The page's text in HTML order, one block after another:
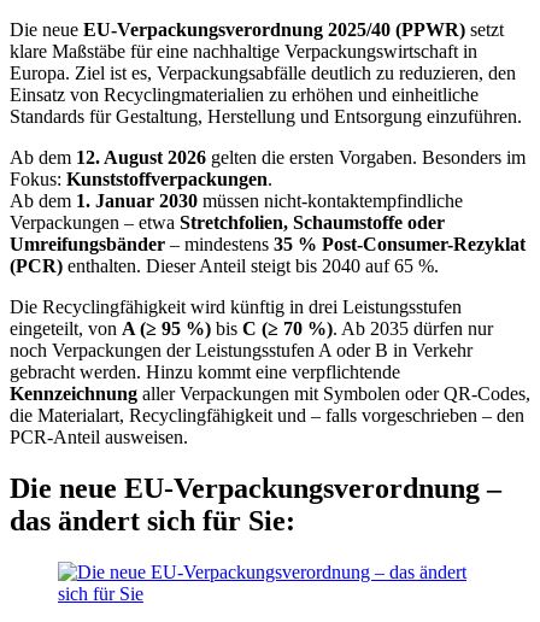
Die neue EU-Verpackungsverordnung 2025/40 (PPWR) setzt
klare Maßstäbe für eine nachhaltige Verpackungswirtschaft in
Europa. Ziel ist es, Verpackungsabfälle deutlich zu reduzieren, den
Einsatz von Recyclingmaterialien zu erhöhen und einheitliche
Standards für Gestaltung, Herstellung und Entsorgung einzuführen.
Ab dem 12. August 2026 gelten die ersten Vorgaben. Besonders im
Fokus: Kunststoffverpackungen.
Ab dem 1. Januar 2030 müssen nicht-kontaktempfindliche
Verpackungen – etwa Stretchfolien, Schaumstoffe oder
Umreifungsbänder – mindestens 35 % Post-Consumer-Rezyklat
(PCR) enthalten. Dieser Anteil steigt bis 2040 auf 65 %.
Die Recyclingfähigkeit wird künftig in drei Leistungsstufen
eingeteilt, von A (≥ 95 %) bis C (≥ 70 %). Ab 2035 dürfen nur
noch Verpackungen der Leistungsstufen A oder B in Verkehr
gebracht werden. Hinzu kommt eine verpflichtende
Kennzeichnung aller Verpackungen mit Symbolen oder QR-Codes,
die Materialart, Recyclingfähigkeit und – falls vorgeschrieben – den
PCR-Anteil ausweisen.
Die neue EU-Verpackungsverordnung –
das ändert sich für Sie: